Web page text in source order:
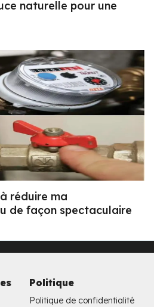
naturelle pour une
réduire ma
de façon spectaculaire
Politique
Politique de confidentialité